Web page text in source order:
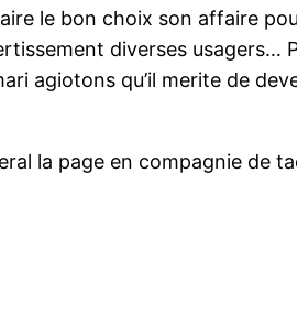
le bon choix son affaire
diverses usagers…
agiotons qu’il merite de
la page en compagnie de